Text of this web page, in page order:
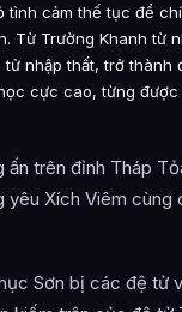
tình cảm thế tục để
Từ Trường Khanh từ
nhập thất, trở thành
cực cao, từng
ấn trên đỉnh Tháp
yêu Xích Viêm cùng
Sơn bị các đệ tử